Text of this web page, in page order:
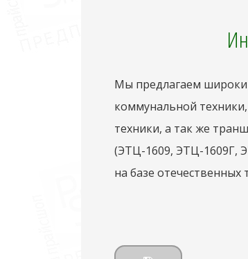
Мы предлагаем
коммунальной
техники, а так же
(ЭТЦ-1609, ЭТЦ-1609Г,
на базе